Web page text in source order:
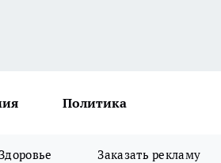
Политика
Заказать рекламу